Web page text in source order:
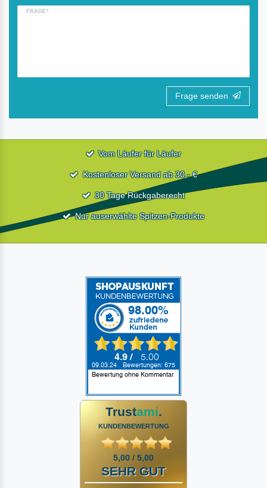
FRAGE*
Frage senden
Vom Läufer für Läufer
Kostenloser Versand ab 30,- €
30 Tage Rückgaberecht
Nur auserwählte Spitzen-Produkte
Trustami.
KUNDENBEWERTUNG
5,00 / 5,00
SEHR GUT